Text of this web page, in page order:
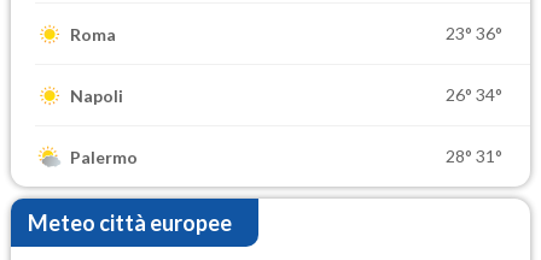
Roma 23° 36°
Napoli 26° 34°
Palermo 28° 31°
Meteo città europee